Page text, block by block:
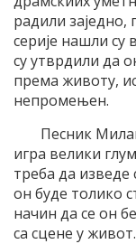
радили заједно,
серије нашли су
су утврдили да
према животу,
непромењен.
Песник
игра велики
треба да изведе
он буде толико
начин да се он
са сцене у живот.